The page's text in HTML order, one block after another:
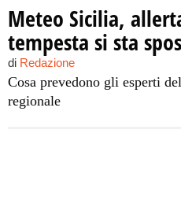
Meteo Sicilia,
tempesta si sta
di Redazione
Cosa prevedono gli esperti
regionale